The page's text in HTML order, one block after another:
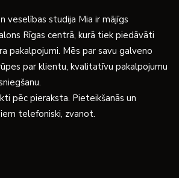
veselības studija Mia ir mājīgs
Rīgas centrā, kurā tiek piedāvāti
pakalpojumi. Mēs par savu galveno
par klientu, kvalitatīvu pakalpojumu
pēc pieraksta. Pieteikšanās un
telefoniski, zvanot.